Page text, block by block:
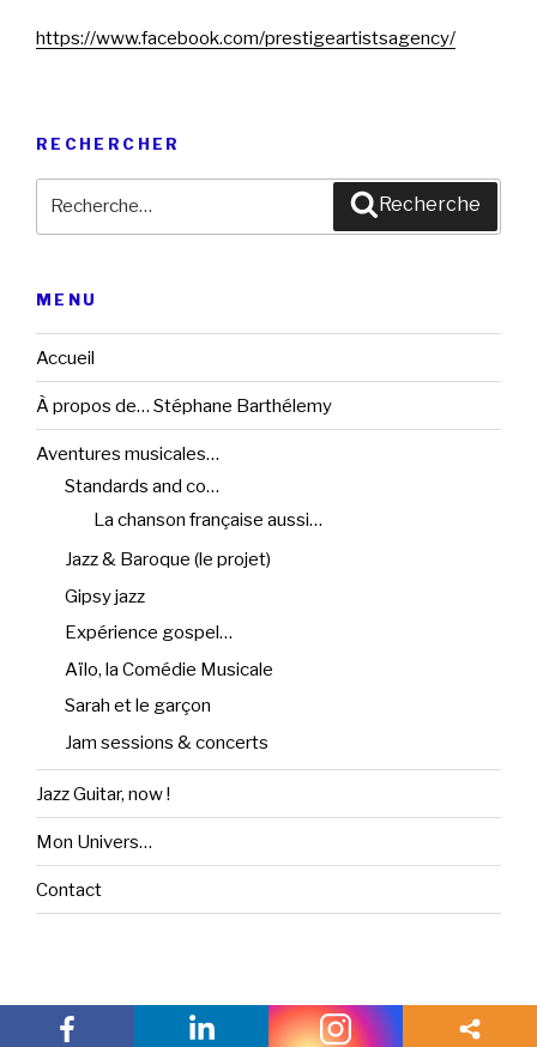
https://www.facebook.com/prestigeartistsagency/
RECHERCHER
Recherche
MENU
Accueil
À propos de… Stéphane Barthélemy
Aventures musicales…
Standards and co…
La chanson française aussi…
Jazz & Baroque (le projet)
Gipsy jazz
Expérience gospel…
Aïlo, la Comédie Musicale
Sarah et le garçon
Jam sessions & concerts
Jazz Guitar, now !
Mon Univers…
Contact